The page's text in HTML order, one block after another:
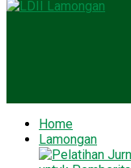
Home
Lamongan